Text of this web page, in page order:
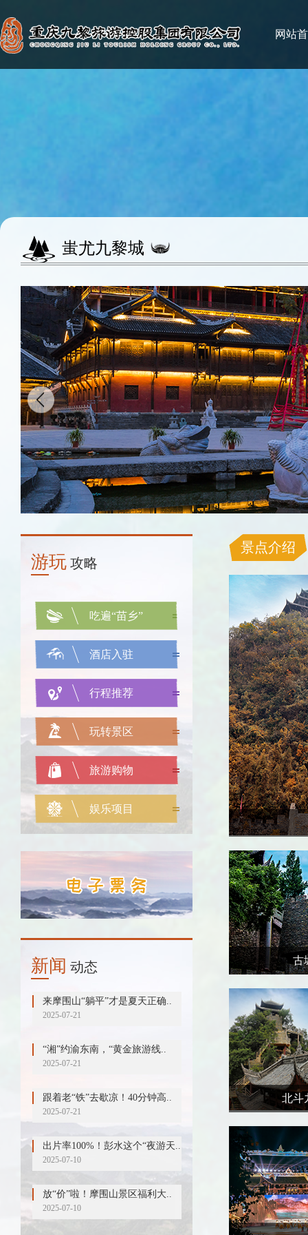
网站
蚩尤九黎城
游玩 攻略
吃遍“苗乡”
酒店入驻
行程推荐
玩转景区
旅游购物
娱乐项目
新闻 动态
来摩围山“躺平”才是夏天正确..
2025-07-21
“湘”约渝东南，“黄金旅游线..
2025-07-21
跟着老“铁”去歇凉！40分钟高..
2025-07-21
出片率100%！彭水这个“夜游天..
2025-07-10
放“价”啦！摩围山景区福利大..
2025-07-10
景点介绍
古
北斗